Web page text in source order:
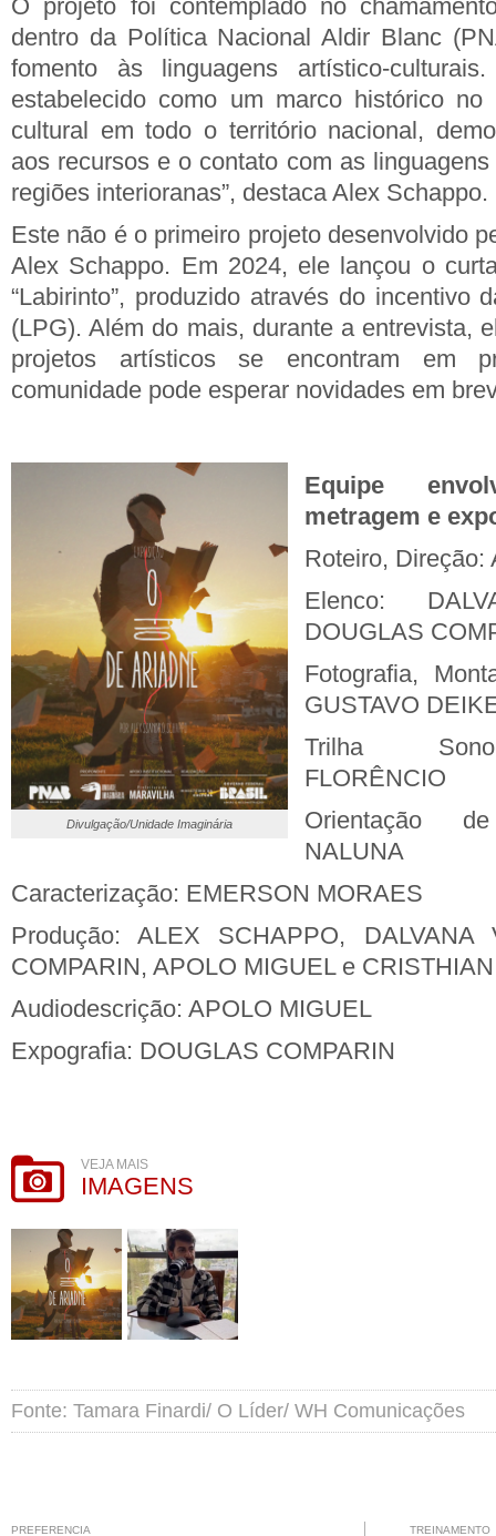
O projeto foi contemplado no
dentro da Política Nacional Aldir Blanc
fomento às linguagens artístico-
estabelecido como um marco histórico no
cultural em todo o território nacional,
aos recursos e o contato com as
regiões interioranas”, destaca Alex Schappo.
Este não é o primeiro projeto desenvolvido
Alex Schappo. Em 2024, ele lançou o
“Labirinto”, produzido através do incentivo
(LPG). Além do mais, durante a entrevista,
projetos artísticos se encontram em
comunidade pode esperar novidades em
Divulgação/Unidade Imaginária
Equipe
metragem e
Roteiro,
Elenco:
DOUGLAS
Fotografia,
GUSTAVO
Trilha
FLORÊNCIO
Orientação
NALUNA
Caracterização: EMERSON MORAES
Produção: ALEX SCHAPPO, DALVANA
COMPARIN, APOLO MIGUEL e
Audiodescrição: APOLO MIGUEL
Expografia: DOUGLAS COMPARIN
VEJA MAIS
IMAGENS
Fonte: Tamara Finardi/ O Líder/ WH Comunicações
PREFERENCIA TREINAMENTO